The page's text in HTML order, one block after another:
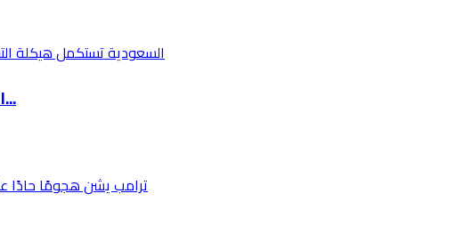
السعودية تستكمل هيكلة التحالف البحري متعدد ال...